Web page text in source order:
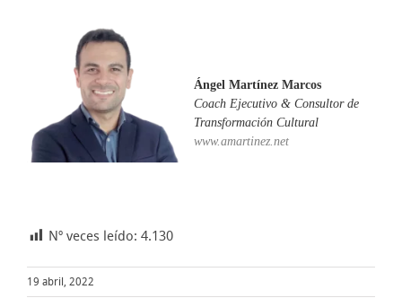
Ángel Martínez Marcos
Coach Ejecutivo & Consultor de
Transformación Cultural
www.amartinez.net
Nº veces leído: 4.130
19 abril, 2022